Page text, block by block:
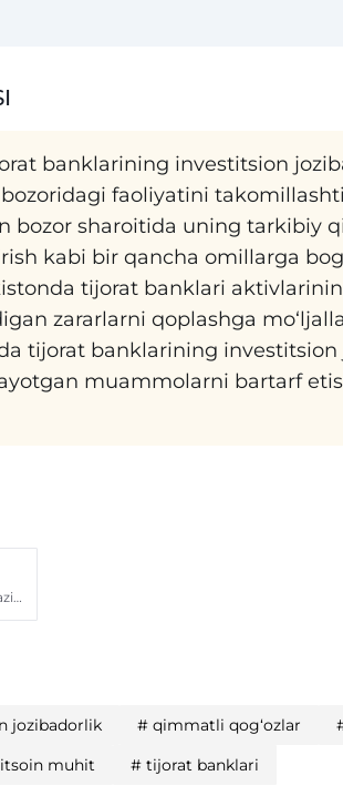
banklarining investitsion
faoliyatini
bozor sharoitida uning tarkibiy
kabi bir qancha omillarga
tijorat banklari
zararlarni qoplashga
tijorat banklarining
muammolarni bartarf
Maktabgacha va maktab ta’limi vazirligi
jozibadorlik # qimmatli qog‘ozlar
muhit # tijorat banklari